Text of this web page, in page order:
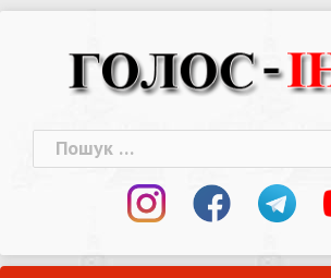
Пошук: